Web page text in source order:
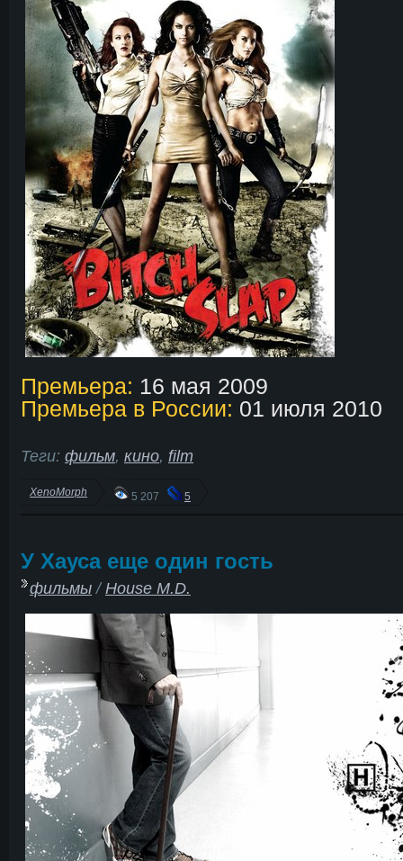
Премьера: 16 мая 2009
Премьера в России: 01 июля 2010
Теги: фильм, кино, film
XenoMorph 5 207 5
У Хауса еще один гость
фильмы/House M.D.